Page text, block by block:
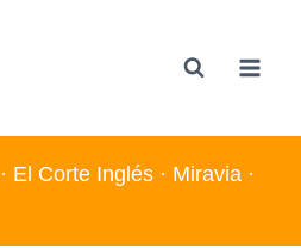
· El Corte Inglés · Miravia ·